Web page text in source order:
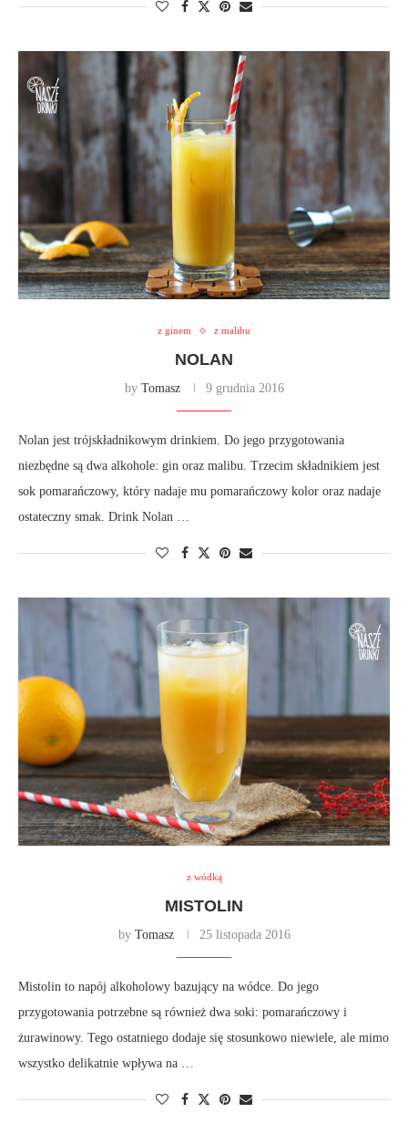
z ginem z malibu
NOLAN
by Tomasz 9 grudnia 2016
Nolan jest trójskładnikowym drinkiem. Do jego przygotowania
niezbędne są dwa alkohole: gin oraz malibu. Trzecim składnikiem jest
sok pomarańczowy, który nadaje mu pomarańczowy kolor oraz nadaje
ostateczny smak. Drink Nolan …
z wódką
MISTOLIN
by Tomasz 25 listopada 2016
Mistolin to napój alkoholowy bazujący na wódce. Do jego
przygotowania potrzebne są również dwa soki: pomarańczowy i
żurawinowy. Tego ostatniego dodaje się stosunkowo niewiele, ale mimo
wszystko delikatnie wpływa na …